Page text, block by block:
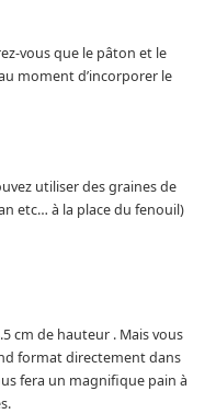
vous que le pâton et le
moment d’incorporer le
utiliser des graines de
etc… à la place du fenouil)
cm de hauteur . Mais vous
format directement dans
fera un magnifique pain à